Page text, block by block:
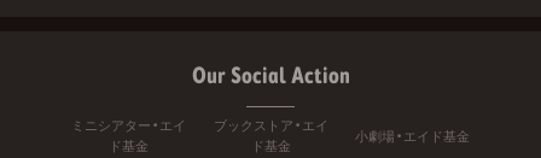
Our Social Action
ミニシアター・エイ
ド基金
ブックストア・エイ
ド基金
小劇場・エイド基金